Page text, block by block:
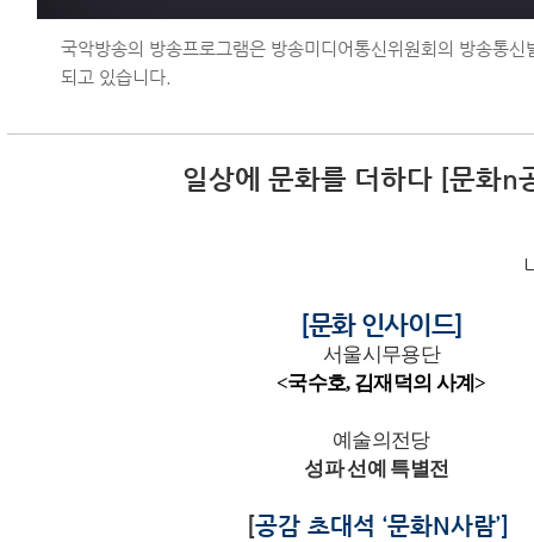
국악방송의 방송프로그램은 방송미디어통신위원회의 방송통
되고 있습니다.
일상에 문화를 더하다 [문화n
[문화 인사이드]
서울시무용단
<국수호, 김재덕의 사계>
예술의전당
성파 선예 특별전
[공감 초대석 ‘문화N사람’]